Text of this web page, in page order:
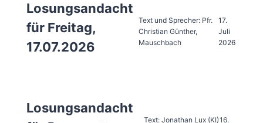
Losungsandacht
für Freitag,
17.07.2026
Text und Sprecher: Pfr.
Christian Günther,
Mauschbach
17.
Juli
2026
Losungsandacht
Text: Jonathan Lux (KI)16.